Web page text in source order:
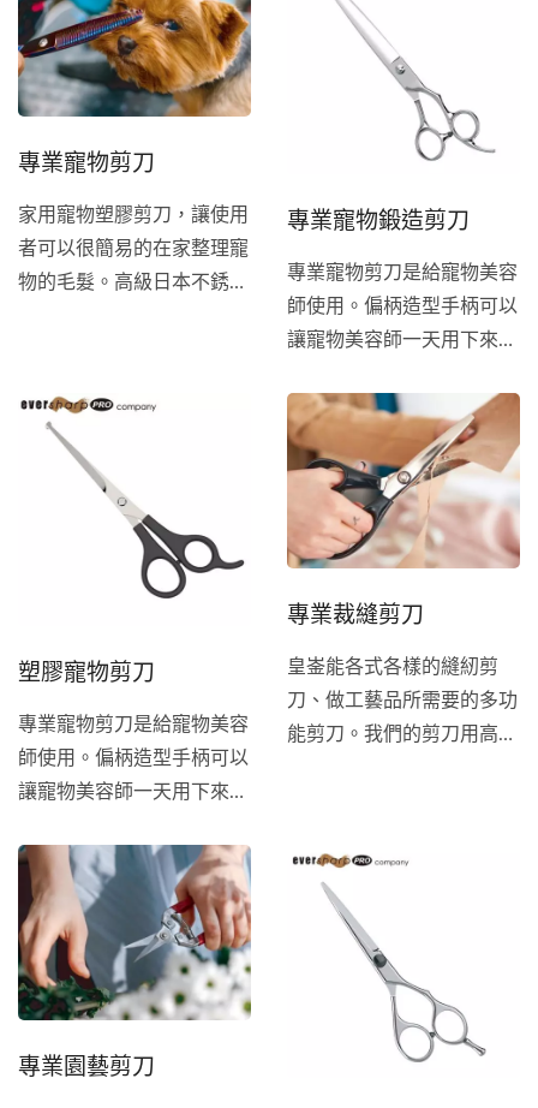
專業寵物剪刀
家用寵物塑膠剪刀，讓使用
者可以很簡易的在家整理寵
物的毛髮。高級日本不銹鋼
專業寵物鍛造剪刀
專業寵物剪刀是給寵物美容
師使用。偏柄造型手柄可以
讓寵物美容師一天用下來不
的日本不銹鋼，帶來無與倫
比的峰利度。
塑膠寵物剪刀
專業寵物剪刀是給寵物美容
師使用。偏柄造型手柄可以
讓寵物美容師一天用下來不
的日本不銹鋼，帶來無與倫
比的峰利度。
專業裁縫剪刀
皇崟能各式各樣的縫紉剪
刀、做工藝品所需要的多功
能剪刀。我們的剪刀用高級
專業園藝剪刀